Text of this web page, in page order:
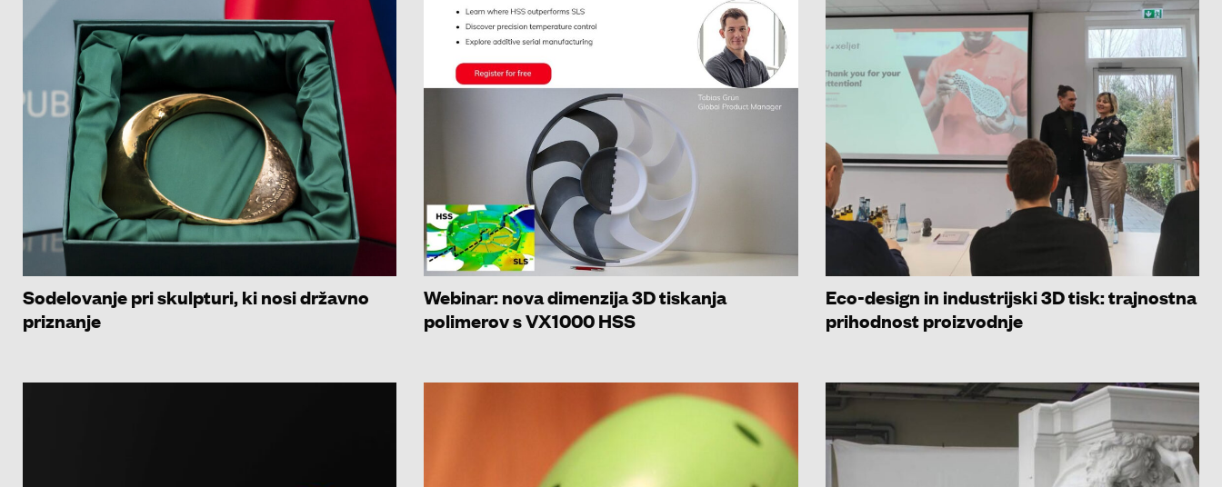
Sodelovanje pri skulpturi, ki nosi državno
priznanje
Webinar: nova dimenzija 3D tiskanja
polimerov s VX1000 HSS
Eco-design in industrijski 3D tisk: trajnostna
prihodnost proizvodnje